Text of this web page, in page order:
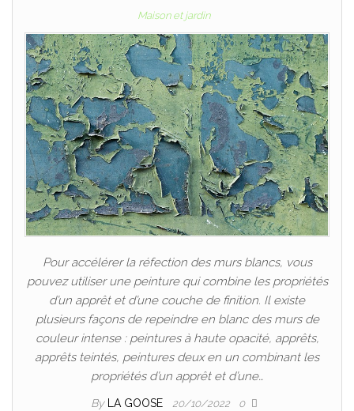
Maison et jardin
Pour accélérer la réfection des murs blancs, vous
pouvez utiliser une peinture qui combine les propriétés
d’un apprêt et d’une couche de finition. Il existe
plusieurs façons de repeindre en blanc des murs de
couleur intense : peintures à haute opacité, apprêts,
apprêts teintés, peintures deux en un combinant les
propriétés d’un apprêt et d’une…
By LA GOOSE 20/10/2022 0